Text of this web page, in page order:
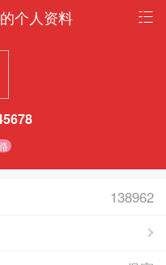
个人资料
138962